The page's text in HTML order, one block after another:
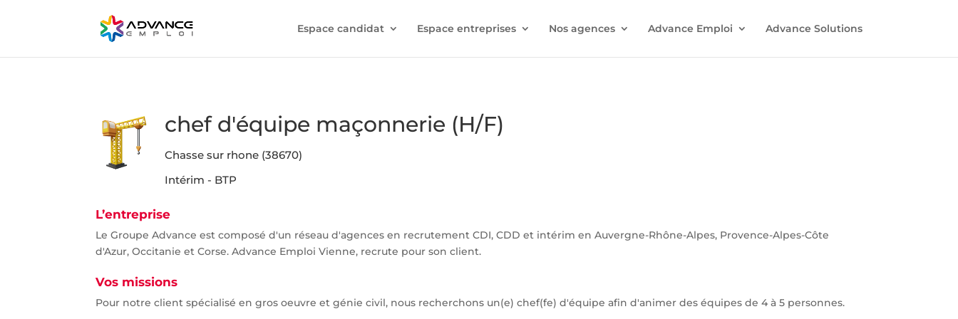
Espace candidat Espace entreprises Nos agences Advance Emploi Advance Solutions
chef d'équipe maçonnerie (H/F)
Chasse sur rhone (38670)
Intérim - BTP
L’entreprise
Le Groupe Advance est composé d'un réseau d'agences en recrutement CDI, CDD et intérim en Auvergne-Rhône-Alpes, Provence-Alpes-Côte
d'Azur, Occitanie et Corse. Advance Emploi Vienne, recrute pour son client.
Vos missions
Pour notre client spécialisé en gros oeuvre et génie civil, nous recherchons un(e) chef(fe) d'équipe afin d'animer des équipes de 4 à 5 personnes.